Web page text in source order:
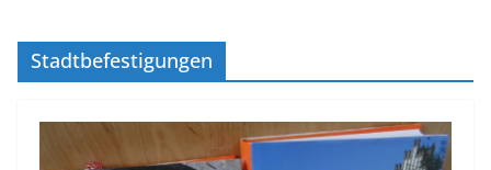
Stadtbefestigungen